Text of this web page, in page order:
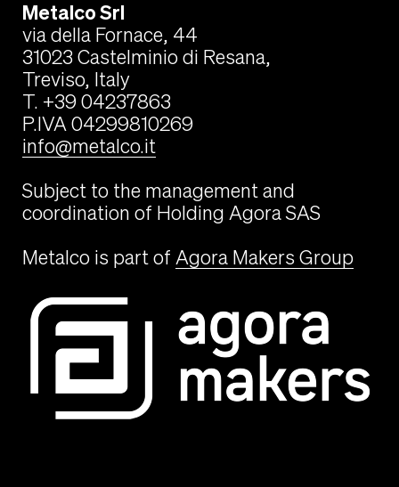
Metalco Srl
via della Fornace, 44
31023 Castelminio di Resana,
Treviso, Italy
T. +39 04237863
P.IVA 04299810269
info@metalco.it
Subject to the management and
coordination of Holding Agora SAS
Metalco is part of Agora Makers Group